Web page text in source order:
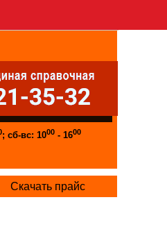
; сб-вс: 1000- 1600
Скачать прайс